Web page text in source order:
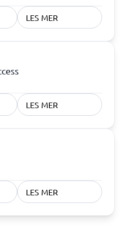
LES MER
LES MER
LES MER